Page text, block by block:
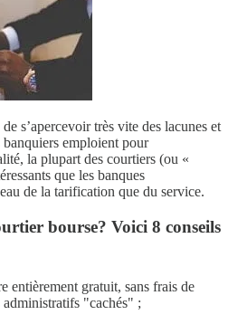
s’apercevoir très vite des lacunes et
banquiers emploient pour
la plupart des courtiers (ou «
que les banques
de la tarification que du service.
bourse? Voici 8 conseils
entièrement gratuit, sans frais de
"cachés" ;